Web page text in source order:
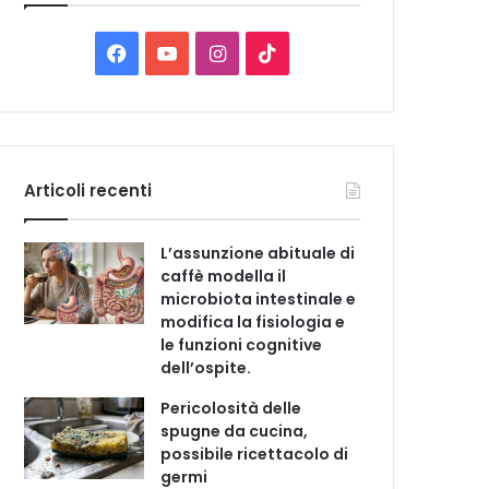
o
e
c
e
b
o
o
u
u
b
e
I
s
a
g
r
a
m
k
o
k
Articoli recenti
L’assunzione abituale di
caffè modella il
microbiota intestinale e
modifica la fisiologia e
le funzioni cognitive
dell’ospite.
Pericolosità delle
spugne da cucina,
possibile ricettacolo di
germi